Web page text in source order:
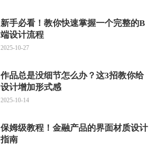
新手必看！教你快速掌握一个完整的B
端设计流程
2025-10-27
作品总是没细节怎么办？这3招教你给
设计增加形式感
2025-10-14
保姆级教程！金融产品的界面材质设计
指南